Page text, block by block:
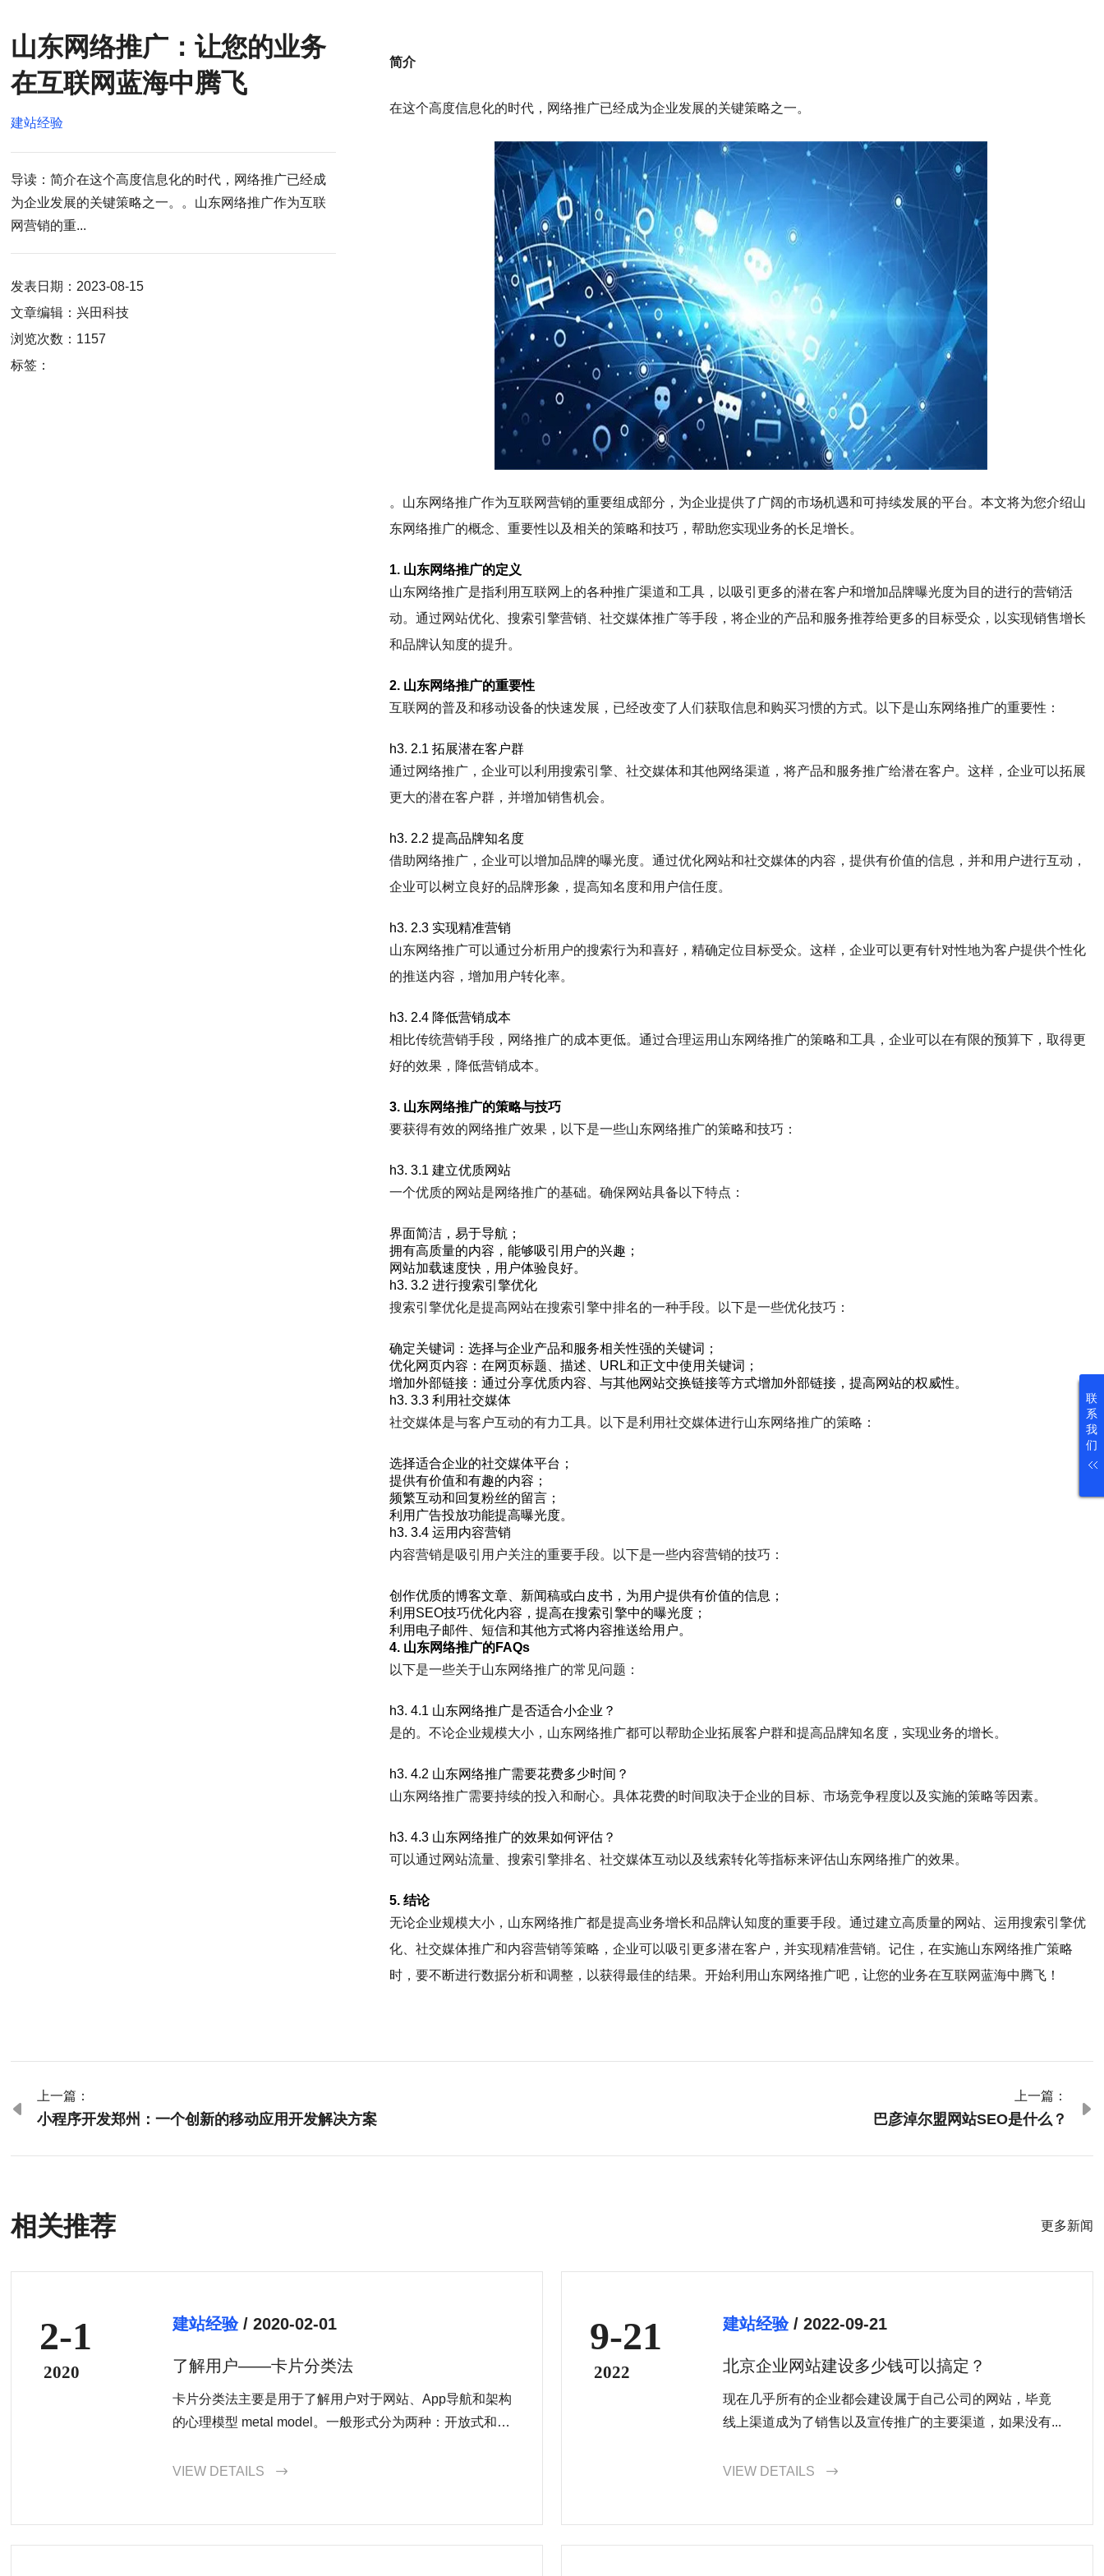
联
系
我
们
山东网络推广：让您的业务
在互联网蓝海中腾飞
建站经验
导读：简介在这个高度信息化的时代，网络推广已经成
为企业发展的关键策略之一。。山东网络推广作为互联
网营销的重...
发表日期：2023-08-15
文章编辑：兴田科技
浏览次数：1157
标签：
简介
在这个高度信息化的时代，网络推广已经成为企业发展的关键策略之一。
。山东网络推广作为互联网营销的重要组成部分，为企业提供了广阔的市场机遇和可持续发展的平台。本文将为您介绍山
东网络推广的概念、重要性以及相关的策略和技巧，帮助您实现业务的长足增长。
1. 山东网络推广的定义
山东网络推广是指利用互联网上的各种推广渠道和工具，以吸引更多的潜在客户和增加品牌曝光度为目的进行的营销活
动。通过网站优化、搜索引擎营销、社交媒体推广等手段，将企业的产品和服务推荐给更多的目标受众，以实现销售增长
和品牌认知度的提升。
2. 山东网络推广的重要性
互联网的普及和移动设备的快速发展，已经改变了人们获取信息和购买习惯的方式。以下是山东网络推广的重要性：
h3. 2.1 拓展潜在客户群
通过网络推广，企业可以利用搜索引擎、社交媒体和其他网络渠道，将产品和服务推广给潜在客户。这样，企业可以拓展
更大的潜在客户群，并增加销售机会。
h3. 2.2 提高品牌知名度
借助网络推广，企业可以增加品牌的曝光度。通过优化网站和社交媒体的内容，提供有价值的信息，并和用户进行互动，
企业可以树立良好的品牌形象，提高知名度和用户信任度。
h3. 2.3 实现精准营销
山东网络推广可以通过分析用户的搜索行为和喜好，精确定位目标受众。这样，企业可以更有针对性地为客户提供个性化
的推送内容，增加用户转化率。
h3. 2.4 降低营销成本
相比传统营销手段，网络推广的成本更低。通过合理运用山东网络推广的策略和工具，企业可以在有限的预算下，取得更
好的效果，降低营销成本。
3. 山东网络推广的策略与技巧
要获得有效的网络推广效果，以下是一些山东网络推广的策略和技巧：
h3. 3.1 建立优质网站
一个优质的网站是网络推广的基础。确保网站具备以下特点：
界面简洁，易于导航；
拥有高质量的内容，能够吸引用户的兴趣；
网站加载速度快，用户体验良好。
h3. 3.2 进行搜索引擎优化
搜索引擎优化是提高网站在搜索引擎中排名的一种手段。以下是一些优化技巧：
确定关键词：选择与企业产品和服务相关性强的关键词；
优化网页内容：在网页标题、描述、URL和正文中使用关键词；
增加外部链接：通过分享优质内容、与其他网站交换链接等方式增加外部链接，提高网站的权威性。
h3. 3.3 利用社交媒体
社交媒体是与客户互动的有力工具。以下是利用社交媒体进行山东网络推广的策略：
选择适合企业的社交媒体平台；
提供有价值和有趣的内容；
频繁互动和回复粉丝的留言；
利用广告投放功能提高曝光度。
h3. 3.4 运用内容营销
内容营销是吸引用户关注的重要手段。以下是一些内容营销的技巧：
创作优质的博客文章、新闻稿或白皮书，为用户提供有价值的信息；
利用SEO技巧优化内容，提高在搜索引擎中的曝光度；
利用电子邮件、短信和其他方式将内容推送给用户。
4. 山东网络推广的FAQs
以下是一些关于山东网络推广的常见问题：
h3. 4.1 山东网络推广是否适合小企业？
是的。不论企业规模大小，山东网络推广都可以帮助企业拓展客户群和提高品牌知名度，实现业务的增长。
h3. 4.2 山东网络推广需要花费多少时间？
山东网络推广需要持续的投入和耐心。具体花费的时间取决于企业的目标、市场竞争程度以及实施的策略等因素。
h3. 4.3 山东网络推广的效果如何评估？
可以通过网站流量、搜索引擎排名、社交媒体互动以及线索转化等指标来评估山东网络推广的效果。
5. 结论
无论企业规模大小，山东网络推广都是提高业务增长和品牌认知度的重要手段。通过建立高质量的网站、运用搜索引擎优
化、社交媒体推广和内容营销等策略，企业可以吸引更多潜在客户，并实现精准营销。记住，在实施山东网络推广策略
时，要不断进行数据分析和调整，以获得最佳的结果。开始利用山东网络推广吧，让您的业务在互联网蓝海中腾飞！

上一篇：
小程序开发郑州：一个创新的移动应用开发解决方案
上一篇：
巴彦淖尔盟网站SEO是什么？

相关推荐 更多新闻
2-1
2020
建站经验/ 2020-02-01
了解用户——卡片分类法
卡片分类法主要是用于了解用户对于网站、App导航和架构
的心理模型 metal model。一般形式分为两种：开放式和闭
自由分组并为
VIEW DETAILS 
9-21
2022
建站经验 / 2022-09-21
北京企业网站建设多少钱可以搞定？
现在几乎所有的企业都会建设属于自己公司的网站，毕竟
线上渠道成为了销售以及宣传推广的主要渠道，如果没有...
VIEW DETAILS 